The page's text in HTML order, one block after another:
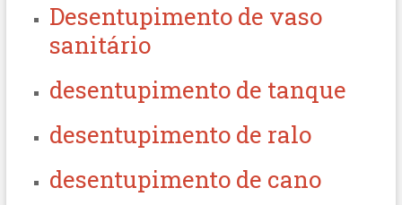
Desentupimento de vaso
sanitário
desentupimento de tanque
desentupimento de ralo
desentupimento de cano